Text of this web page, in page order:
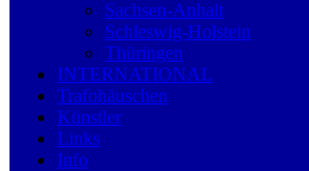
Sachsen-Anhalt
Schleswig-Holstein
Thüringen
INTERNATIONAL
Trafohäuschen
Künstler
Links
Info